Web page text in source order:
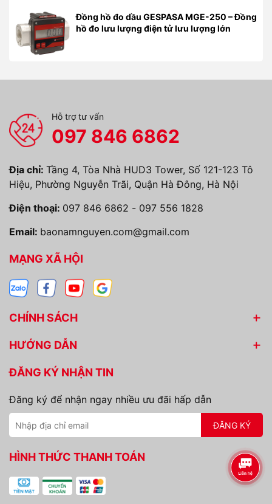
Đồng hồ đo dầu GESPASA MGE-250 – Đồng
hồ đo lưu lượng điện tử lưu lượng lớn
Hỗ trợ tư vấn
097 846 6862
Địa chỉ: Tầng 4, Tòa Nhà HUD3 Tower, Số 121-123 Tô
Hiệu, Phường Nguyễn Trãi, Quận Hà Đông, Hà Nội
Điện thoại: 097 846 6862 - 097 556 1828
Email: baonamnguyen.com@gmail.com
MẠNG XÃ HỘI
CHÍNH SÁCH
HƯỚNG DẪN
ĐĂNG KÝ NHẬN TIN
Đăng ký để nhận ngay nhiều ưu đãi hấp dẫn
ĐĂNG KÝ
HÌNH THỨC THANH TOÁN